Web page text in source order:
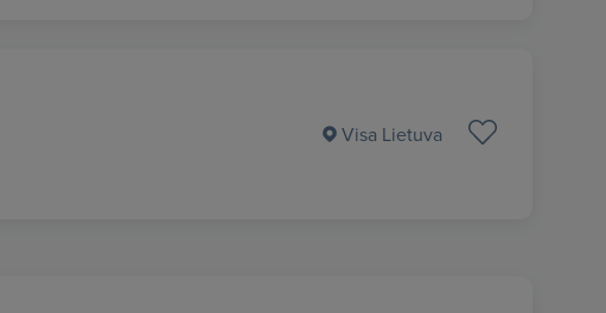
Visa Lietuva